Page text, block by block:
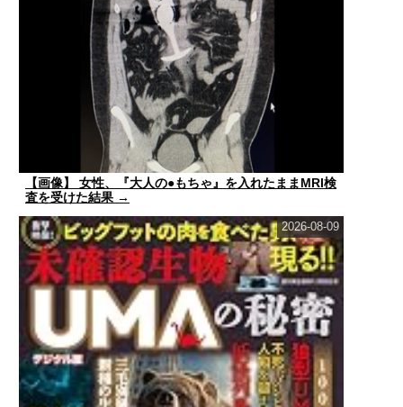
【画像】 女性、『大人の●もちゃ』を入れたままMRI検
査を受けた結果 →
2026-08-09